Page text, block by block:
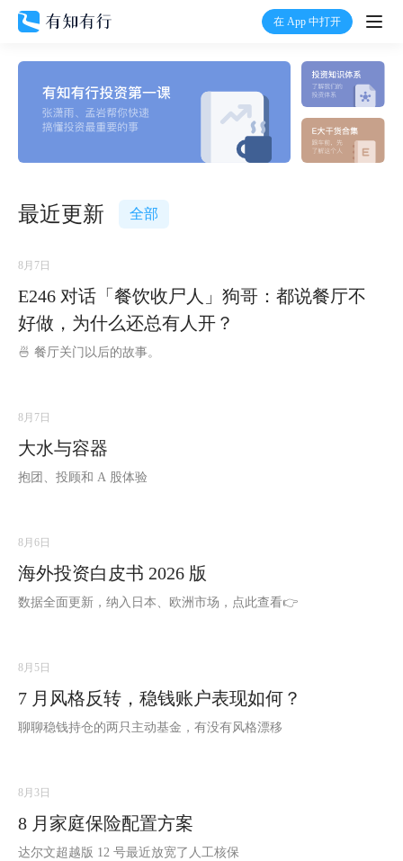
在 App 中打开
打
首页
加入我们
最近更新 全部
E246 对话「餐饮收尸人」狗哥：都说餐厅不
好做，为什么还总有人开？
8月7日
🍜 餐厅关门以后的故事。
大水与容器
8月7日
抱团、投顾和 A 股体验
海外投资白皮书 2026 版
8月6日
数据全面更新，纳入日本、欧洲市场，点此查看👉
7 月风格反转，稳钱账户表现如何？
8月5日
聊聊稳钱持仓的两只主动基金，有没有风格漂移
8 月家庭保险配置方案
8月3日
达尔文超越版 12 号最近放宽了人工核保